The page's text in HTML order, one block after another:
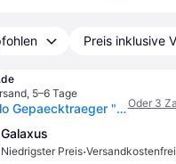
Preis inklusive
, 5–6 Tage
AtranVelo Gepaecktraeger "Cargo Ext Ra" Alu Chrom Atran silberOder 3
Galaxus
Niedrigster Preis·Versandkostenfrei